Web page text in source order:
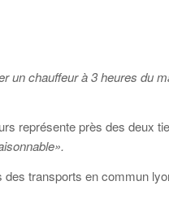
un chauffeur à 3 heures du
représente près des deux
des transports en commun